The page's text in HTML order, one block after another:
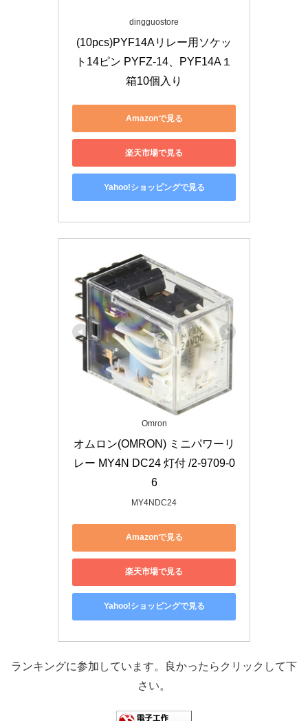
dingguostore
(10pcs)PYF14Aリレー用ソケッ
ト14ピン PYFZ-14、PYF14A１
箱10個入り
Amazonで見る
楽天市場で見る
Yahoo!ショッピングで見る
Omron
オムロン(OMRON) ミニパワーリ
レー MY4N DC24 灯付 /2-9709-0
6
MY4NDC24
Amazonで見る
楽天市場で見る
Yahoo!ショッピングで見る
ランキングに参加しています。良かったらクリックして下
さい。